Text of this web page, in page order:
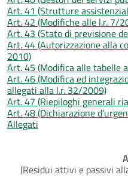
Art. 41 (Strutture
Art. 42 (Modifiche alle l.r. 7/
Art. 43 (Stato di previsione
Art. 44 (Autorizzazione alla
2010)
Art. 45 (Modifica alle tabelle
Art. 46 (Modifica ed
allegati alla l.r. 32/2009)
Art. 47 (Riepiloghi generali
Art. 48 (Dichiarazione
Allegati
(Residui attivi e passivi